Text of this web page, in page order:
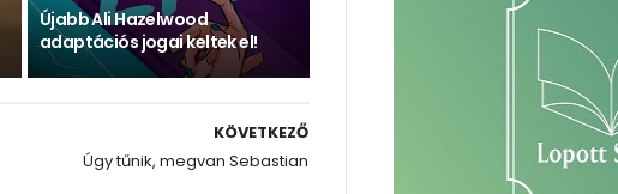
Újabb Ali Hazelwood
adaptációs jogai keltek el!
KÖVETKEZŐ
Úgy tűnik, megvan Sebastian